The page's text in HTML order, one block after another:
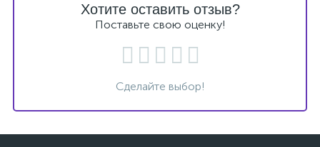
Хотите оставить отзыв?
Поставьте свою оценку!
Сделайте выбор!